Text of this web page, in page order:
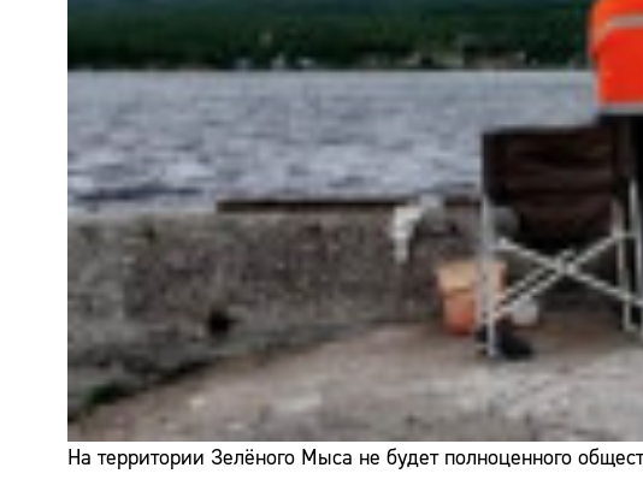
На территории Зелёного Мыса не будет полноценного